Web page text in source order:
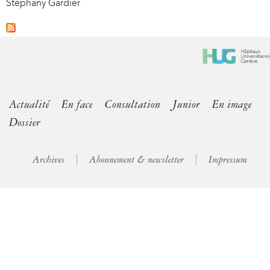
Stéphany Gardier
Actualité En face Consultation Junior
En image
Dossier
Archives Abonnement & newsletter Impressum